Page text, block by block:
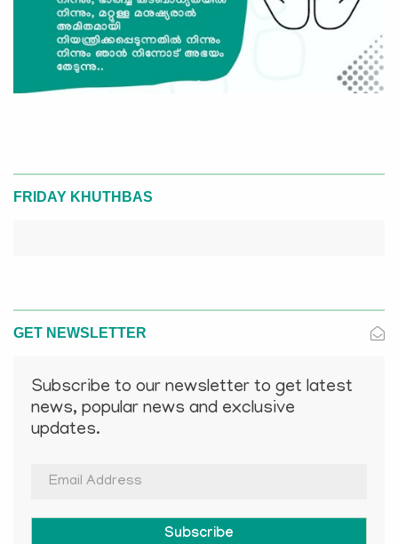
FRIDAY KHUTHBAS
GET NEWSLETTER
Subscribe to our newsletter to get latest
news, popular news and exclusive
updates.
Subscribe